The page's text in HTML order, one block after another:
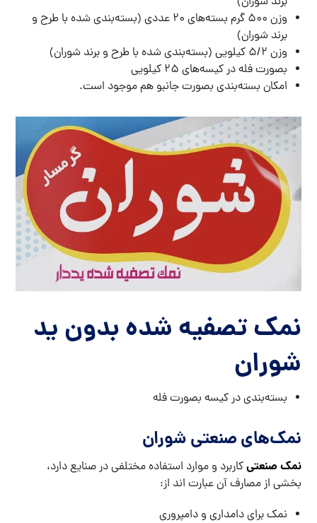
وزن ۵۰۰ گرم بسته‌های ۲۰ عددی (بسته‌بندی شده با طرح و
برند شوران)
وزن ۵/۲ کیلویی (بسته‌بندی شده با طرح و برند شوران)
بصورت فله در کیسه‌های ۲۵ کیلویی
امکان بسته‌بندی بصورت جانبو هم موجود است.
نمک تصفیه شده بدون ید
شوران
بسته‌بندی در کیسه بصورت فله
نمک‌های صنعتی شوران
نمک صنعتیکاربرد و موارد استفاده مختلفی در صنایع دارد،
بخشی از مصارف آن عبارت اند از:
نمک برای دامداری و دامپروری